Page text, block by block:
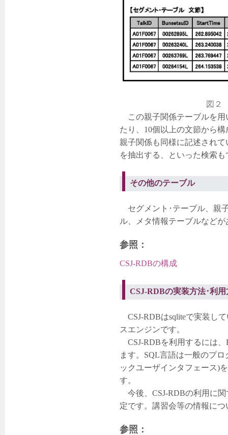
図２
この親子関係テーブルを用
たり、10個以上の文節から
親子関係も同様に記述され
を抽出する、といった検索も
その他のテーブル
セグメント･テーブル、親
ル、メタ情報テーブルなどが
参照：
CSJ-RDBの構成
CSJ-RDBの実装方法･利用
CSJ-RDBはsqliteで実装し
スエンジンです。
CSJ-RDBを利用するには
ます。SQL言語は一般のプ
ックユーザインタフェース)
す。
今後、CSJ-RDBの利用に
定です。講習会等の情報に
参照：